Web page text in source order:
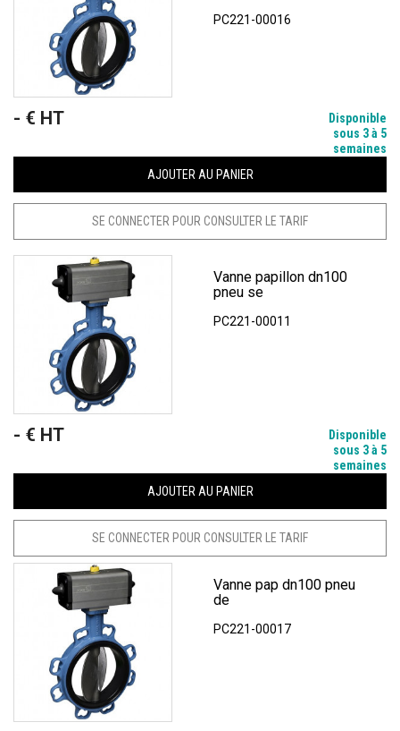
PC221-00016
Prix
- € HT
Disponible
sous 3 à 5
semaines
AJOUTER AU PANIER
SE CONNECTER POUR CONSULTER LE TARIF
Vanne papillon dn100
pneu se
PC221-00011
Prix
- € HT
Disponible
sous 3 à 5
semaines
AJOUTER AU PANIER
SE CONNECTER POUR CONSULTER LE TARIF
Vanne pap dn100 pneu
de
PC221-00017